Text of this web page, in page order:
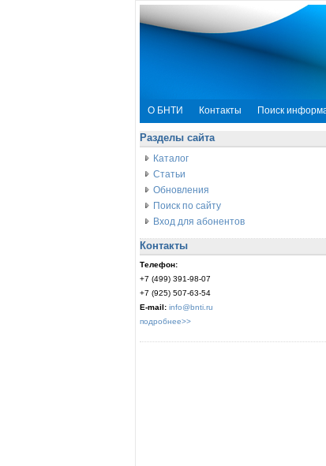
О БНТИ Контакты Поиск
Разделы сайта
Каталог
Статьи
Обновления
Поиск по сайту
Вход для абонентов
Контакты
Телефон:
+7 (499) 391-98-07
+7 (925) 507-63-54
E-mail: info@bnti.ru
подробнее>>